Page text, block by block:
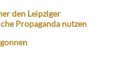
den Leipziger
Propaganda nutzen